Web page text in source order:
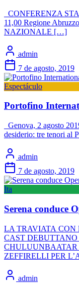
CONFERENZA
11,00 Regione
NAZIONALE […]
admin
7 de agosto, 2019
Espectáculo
Portofino
Genova, 2 agosto
desiderio: tre tenori al
admin
7 de agosto, 2019
Ita
Serena conduce
LA TRAVIATA CON
CAST
CHULUUNBAATAR
ZEFFIRELLI PER
admin